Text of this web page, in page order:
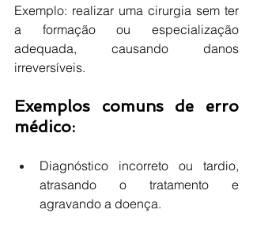
Exemplo: realizar uma cirurgia sem ter
a formação ou especialização
adequada, causando danos
irreversíveis.
Exemplos comuns de erro
médico:
Diagnóstico incorreto ou tardio,
atrasando o tratamento e
agravando a doença.